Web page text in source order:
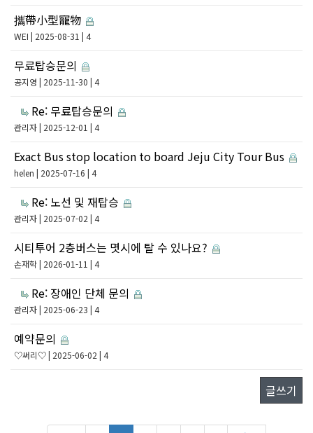
攜帶小型寵物
WEI | 2025-08-31 | 4
무료탑승문의
공지영 | 2025-11-30 | 4
Re: 무료탑승문의
관리자| 2025-12-01 | 4
Exact Bus stop location to board Jeju City Tour Bus
helen | 2025-07-16 | 4
Re: 노선 및 재탑승
관리자| 2025-07-02 | 4
시티투어 2층버스는 몃시에 탈 수 있나요?
손재학| 2026-01-11 | 4
Re: 장애인 단체 문의
관리자| 2025-06-23 | 4
예약문의
♡써리♡| 2025-06-02 | 4
글쓰기